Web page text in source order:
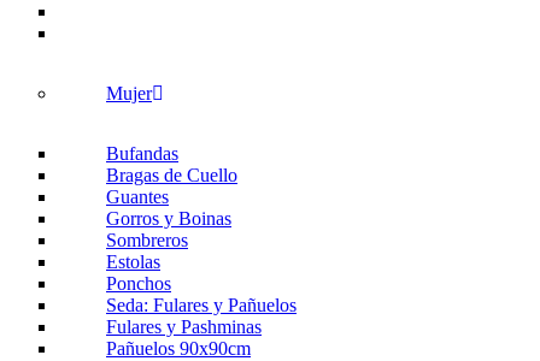
Mujer
Bufandas
Bragas de Cuello
Guantes
Gorros y Boinas
Sombreros
Estolas
Ponchos
Seda: Fulares y Pañuelos
Fulares y Pashminas
Pañuelos 90x90cm